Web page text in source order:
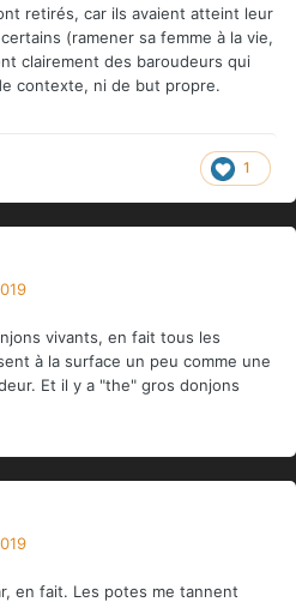
retirés, car ils avaient atteint leur
(ramener sa femme à la vie,
clairement des baroudeurs qui
contexte, ni de but propre.
1
vivants, en fait tous les
à la surface un peu comme une
Et il y a "the" gros donjons
en fait. Les potes me tannent